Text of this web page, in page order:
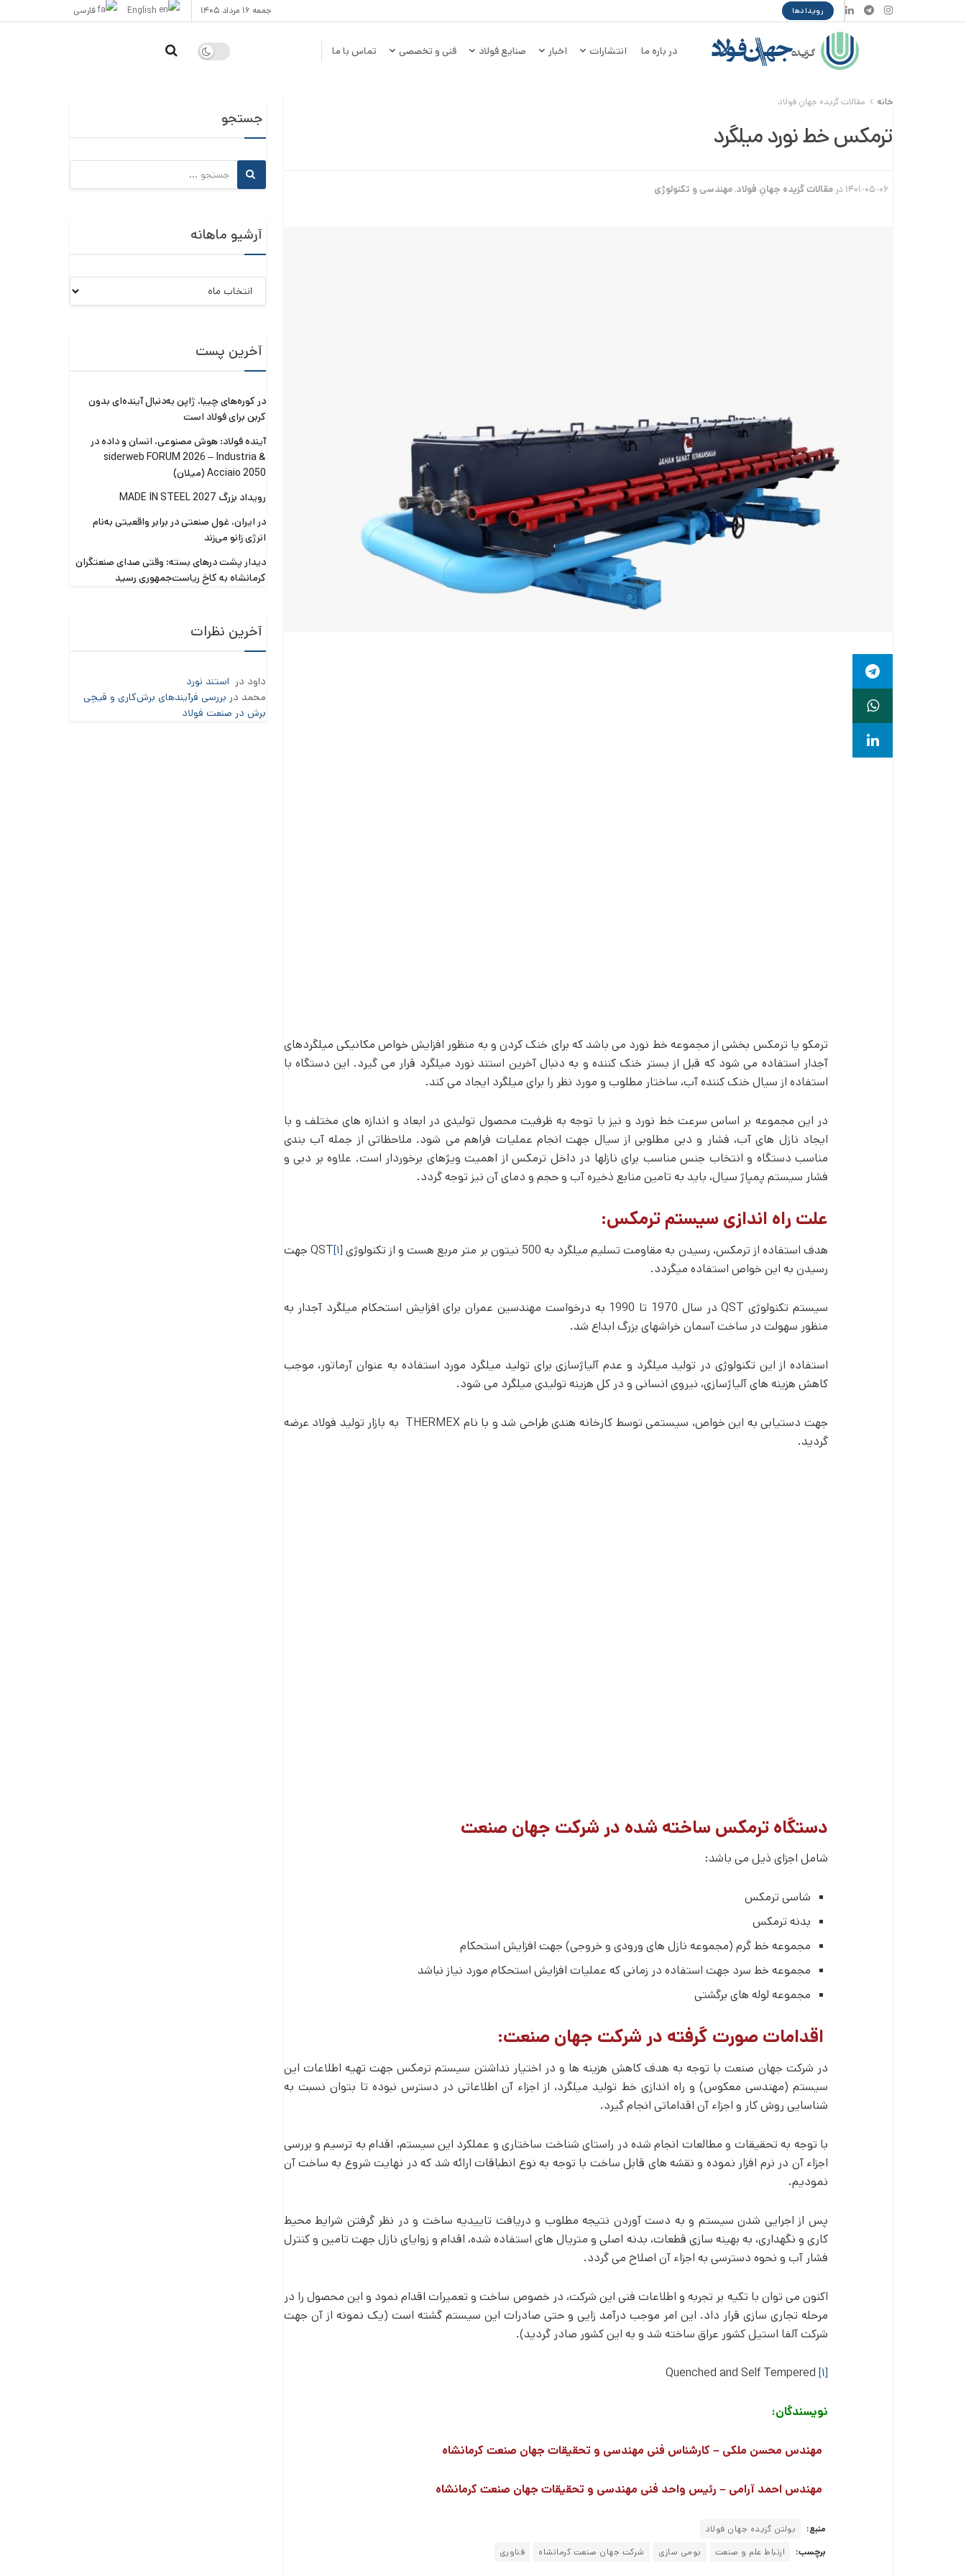
رویدادها جمعه ۱۶ مرداد ۱۴۰۵ فارسی English
در باره ما انتشارات اخبار صنایع فولاد فنی و تخصصی تماس با ما
خانه مقالات گزیده جهانِ فولاد
ترمکس خط نورد میلگرد
۱۴۰۱-۰۵-۰۶ در مقالات گزیده جهانِ فولاد,مهندسی و تکنولوژی
ترمکو یا ترمکس بخشی از مجموعه خط نورد می­ باشد که برای خنک کردن و به منظور افزایش خواص مکانیکی میلگردهای
آجدار استفاده می ­شود که قبل از بستر خنک کننده و به دنبال آخرین استند نورد میلگرد قرار می­ گیرد. این دستگاه با
استفاده از سیال خنک کننده آب، ساختار مطلوب و مورد نظر را برای میلگرد ایجاد می­ کند.
در این مجموعه بر اساس سرعت خط نورد و نیز با توجه به ظرفیت محصول تولیدی در ابعاد و اندازه­ های مختلف و با
ایجاد نازل­ های آب، فشار و دبی مطلوبی از سیال جهت انجام عملیات فراهم می ­شود. ملاحظاتی از جمله آب بندی
مناسب دستگاه و انتخاب جنس مناسب برای نازل­ها در داخل ترمکس از اهمیت ویژه­ای برخوردار است. علاوه بر دبی و
فشار سیستم پمپاژ سیال، باید به تامین منابع ذخیره آب و حجم و دمای آن نیز توجه گردد.
علت راه اندازی سیستم ترمکس:
هدف استفاده از ترمکس، رسیدن به مقاومت تسلیم میلگرد به 500 نیتون بر متر مربع هست و از تکنولوژی QST [۱]
جهت
رسیدن به این خواص استفاده می­گردد.
سیستم تکنولوژی QST در سال 1970 تا 1990 به درخواست مهندسین عمران برای افزایش استحکام میلگرد آجدار به
منظور سهولت در ساخت آسمان خراش­های بزرگ ابداع شد.
استفاده از این تکنولوژی در تولید میلگرد و عدم آلیاژسازی برای تولید میلگرد مورد استفاده به عنوان آرماتور، موجب
کاهش هزینه ­های آلیاژسازی، نیروی انسانی و در کل هزینه تولیدی میلگرد می­ شود.
جهت دست­یابی به این خواص، سیستمی توسط کارخانه هندی طراحی شد و با نام THERMEX به بازار تولید فولاد عرضه
گردید.
دستگاه ترمکس ساخته شده در شرکت جهان صنعت
شامل اجزای ذیل می باشد:
شاسی ترمکس
بدنه ترمکس
مجموعه خط گرم (مجموعه نازل­ های ورودی و خروجی) جهت افزایش استحکام
مجموعه خط سرد جهت استفاده در زمانی که عملیات افزایش استحکام مورد نیاز نباشد
مجموعه لوله های برگشتی
اقدامات صورت گرفته در شرکت جهان صنعت:
در شرکت جهان صنعت با توجه به هدف کاهش هزینه­ ها و در اختیار نداشتن سیستم ترمکس جهت تهیه اطلاعات این
سیستم (مهندسی معکوس) و راه اندازی خط تولید میلگرد، از اجزاء آن اطلاعاتی در دسترس نبوده تا بتوان نسبت به
شناسایی روش کار و اجزاء آن اقداماتی انجام گیرد.
با توجه به تحقیقات و مطالعات انجام شده در راستای شناخت ساختاری و عملکرد این سیستم، اقدام به ترسیم و بررسی
اجزاء آن در نرم افزار نموده و نقشه ­های قابل ساخت با توجه به نوع انطباقات ارائه شد که در نهایت شروع به ساخت آن
نمودیم.
پس از اجرایی شدن سیستم و به دست آوردن نتیجه مطلوب و دریافت تاییدیه ساخت و در نظر گرفتن شرایط محیط
کاری و نگهداری، به بهینه سازی قطعات، بدنه اصلی و متریال­ های استفاده شده، اقدام و زوایای نازل جهت تامین و کنترل
فشار آب و نحوه دسترسی به اجزاء آن اصلاح می­­ گردد.
اکنون می­ توان با تکیه بر تجربه و اطلاعات فنی این شرکت، در خصوص ساخت و تعمیرات اقدام نمود و این محصول را در
مرحله تجاری سازی قرار داد. این امر موجب درآمد زایی و حتی صادرات این سیستم گشته است (یک نمونه از آن جهت
شرکت آلفا استیل کشور عراق ساخته شد و به این کشور صادر گردید).
[۱]
نویسندگان:
مهندس محسن ملکی – کارشناس فنی مهندسی و تحقیقات جهان صنعت کرمانشاه
مهندس احمد آرامی – رئیس واحد فنی مهندسی و تحقیقات جهان صنعت کرمانشاه
منبع:
بولتن گزیده جهان فولاد
برچسب:
ارتباط علم و صنعت بومی سازی شرکت جهان صنعت کرمانشاه فناوری
جستجو
آرشیو ماهانه
آرشیو
آخرین پست
در کوره‌های چیبا، ژاپن به‌دنبال آینده‌ای بدون
کربن برای فولاد است
آینده فولاد: هوش مصنوعی، انسان و داده در
siderweb FORUM 2026 – Industria &
Acciaio 2050 (میلان)
رویداد بزرگ MADE IN STEEL 2027
در ایران، غول صنعتی در برابر واقعیتی به‌نام
انرژی زانو می‌زند
دیدار پشت درهای بسته: وقتی صدای صنعتگران
کرمانشاه به کاخ ریاست‌جمهوری رسید
آخرین نظرات
داود در استند نورد
محمد در بررسی فرآیندهای برش‌کاری و قیچی
برش در صنعت فولاد